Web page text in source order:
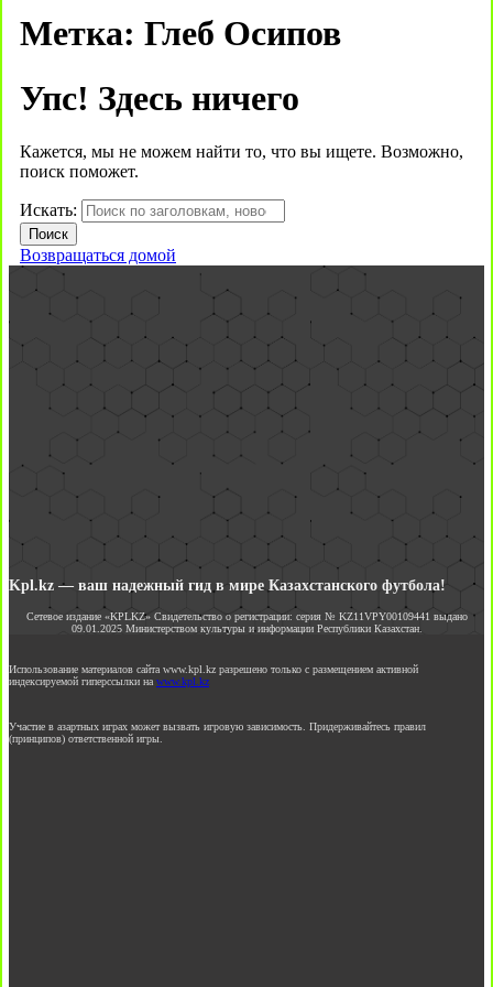
Метка: Глеб Осипов
Упс! Здесь ничего
Кажется, мы не можем найти то, что вы ищете. Возможно,
поиск поможет.
Искать:
Возвращаться домой
Kpl.kz — ваш надежный гид в мире Казахстанского футбола!
Сетевое издание «KPLKZ» Свидетельство о регистрации: серия № KZ11VPY00109441 выдано
09.01.2025 Министерством культуры и информации Республики Казахстан.
Использование материалов сайта www.kpl.kz разрешено только с размещением активной
индексируемой гиперссылки на www.kpl.kz
Участие в азартных играх может вызвать игровую зависимость. Придерживайтесь правил
(принципов) ответственной игры.